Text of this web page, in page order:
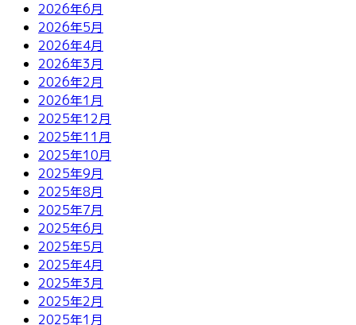
2026年6月
2026年5月
2026年4月
2026年3月
2026年2月
2026年1月
2025年12月
2025年11月
2025年10月
2025年9月
2025年8月
2025年7月
2025年6月
2025年5月
2025年4月
2025年3月
2025年2月
2025年1月